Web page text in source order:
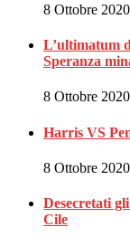
8 Ottobre 2020
L’ultimatum
Speranza
8 Ottobre 2020
Harris VS
8 Ottobre 2020
Desecretati
Cile